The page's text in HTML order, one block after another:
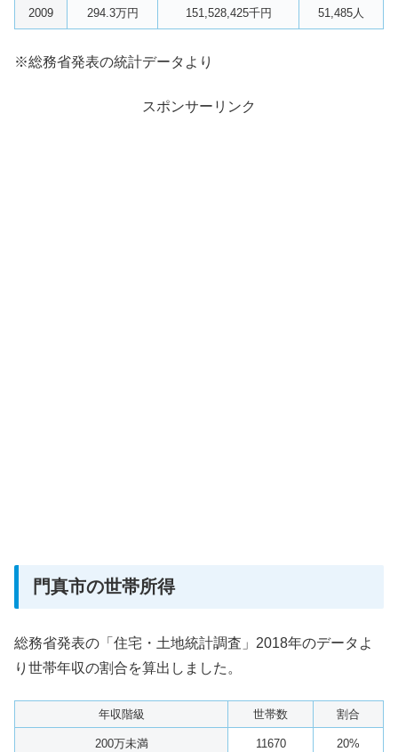
2009 294.3万円 151,528,425千円 51,485人
※総務省発表の統計データより
スポンサーリンク
門真市の世帯所得
総務省発表の「住宅・土地統計調査」2018年のデータよ
り世帯年収の割合を算出しました。
年収階級 世帯数 割合
200万未満 11670 20%